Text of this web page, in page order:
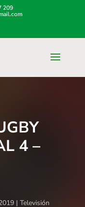
209
4 –
Televisión